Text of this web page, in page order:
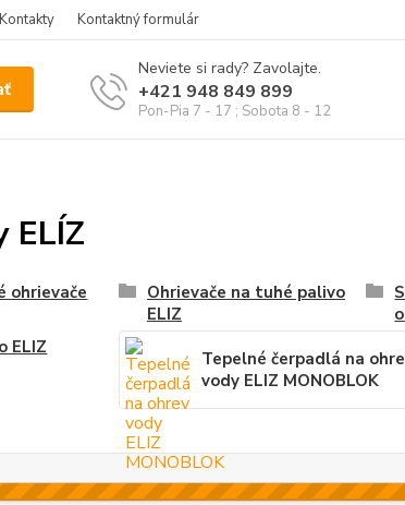
Kontakty Kontaktný formulár
Neviete si rady? Zavolajte.
+421 948 849 899
Pon-Pia 7 - 17 ; Sobota 8 - 12
ELÍZ
ohrievače
Ohrievače na tuhé palivo
ELIZ
ELIZ
Tepelné čerpadlá na
vody ELIZ MONOBLOK